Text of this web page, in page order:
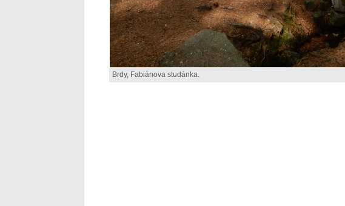
Brdy, Fabiánova studánka.